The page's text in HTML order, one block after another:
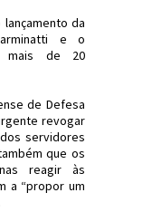
da
e o
mais de 20
de Defesa
revogar
servidores
que os
reagir às
a “propor um